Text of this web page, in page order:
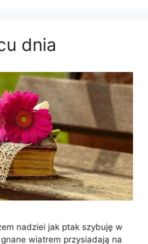
dnia
nadziei jak ptak szybuję w
gnane wiatrem przysiadają na